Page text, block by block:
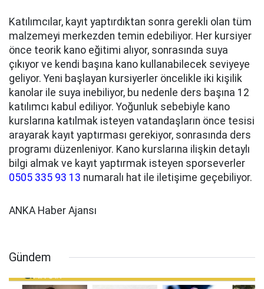
Katılımcılar, kayıt yaptırdıktan sonra gerekli olan tüm
malzemeyi merkezden temin edebiliyor. Her kursiyer
önce teorik kano eğitimi alıyor, sonrasında suya
çıkıyor ve kendi başına kano kullanabilecek seviyeye
geliyor. Yeni başlayan kursiyerler öncelikle iki kişilik
kanolar ile suya inebiliyor, bu nedenle ders başına 12
katılımcı kabul ediliyor. Yoğunluk sebebiyle kano
kurslarına katılmak isteyen vatandaşların önce tesisi
arayarak kayıt yaptırması gerekiyor, sonrasında ders
programı düzenleniyor. Kano kurslarına ilişkin detaylı
bilgi almak ve kayıt yaptırmak isteyen sporseverler
0505 335 93 13 numaralı hat ile iletişime geçebiliyor.
ANKA Haber Ajansı
Gündem